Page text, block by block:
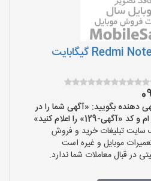
شیائومی Redmi Note 13 ۲۵۶ گیگابایت
دهنده بگویید: «آگهی شما را در
129» را اعلام کنید»
سایت تبلیغات خرید و فروش
موبایل و غیره است
در قبال معاملات شما ندارد.